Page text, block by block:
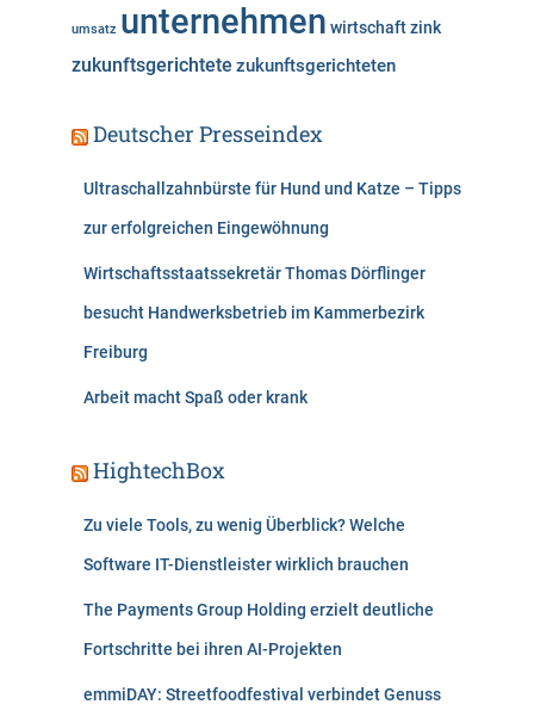
umsatz unternehmen wirtschaftzink
zukunftsgerichtete zukunftsgerichteten
Deutscher Presseindex
Ultraschallzahnbürste für Hund und Katze – Tipps
zur erfolgreichen Eingewöhnung
Wirtschaftsstaatssekretär Thomas Dörflinger
besucht Handwerksbetrieb im Kammerbezirk
Freiburg
Arbeit macht Spaß oder krank
HightechBox
Zu viele Tools, zu wenig Überblick? Welche
Software IT-Dienstleister wirklich brauchen
The Payments Group Holding erzielt deutliche
Fortschritte bei ihren AI-Projekten
emmiDAY: Streetfoodfestival verbindet Genuss